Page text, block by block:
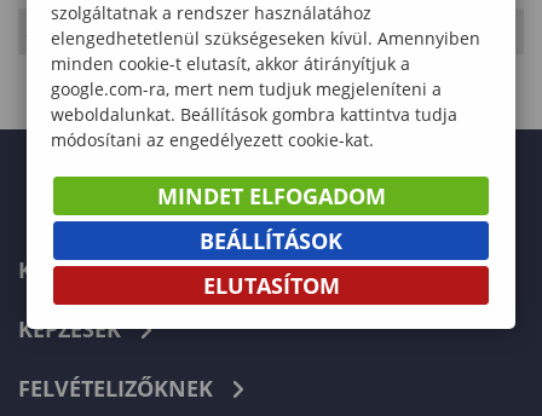
2024. Október 27., vasárnap - 43. hét
KARUNK
KÉPZÉSEK
FELVÉTELIZŐKNEK
szolgáltatnak a rendszer használatához
elengedhetetlenül szükségeseken kívül. Amennyiben
minden cookie-t elutasít, akkor átirányítjuk a
google.com-ra, mert nem tudjuk megjeleníteni a
weboldalunkat. Beállítások gombra kattintva tudja
módosítani az engedélyezett cookie-kat.
MINDET ELFOGADOM
BEÁLLÍTÁSOK
ELUTASÍTOM